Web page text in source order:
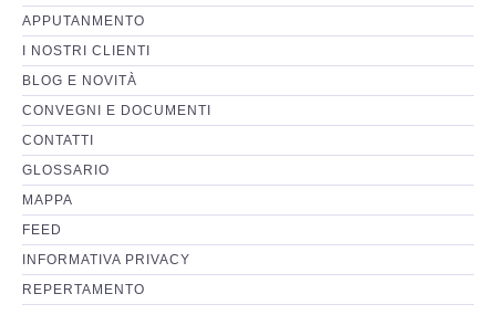
Perizia Fonica e Trascrizioni
Perizia su Social Network
Perizia Web Reputation
Perizia Host e Mainframe
Perizia Contratti ICT
Perizia Disp. Elettronici
APPUTANMENTO
I NOSTRI CLIENTI
BLOG E NOVITÀ
CONVEGNI E DOCUMENTI
CONTATTI
GLOSSARIO
MAPPA
FEED
INFORMATIVA PRIVACY
REPERTAMENTO